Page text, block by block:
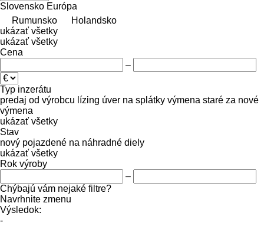
Slovensko Európa
Rumunsko
Holandsko
ukázať všetky
ukázať všetky
Cena
–
Typ inzerátu
predaj od výrobcu lízing úver na splátky výmena staré za nové
výmena
ukázať všetky
Stav
nový pojazdené na náhradné diely
ukázať všetky
Rok výroby
–
Chýbajú vám nejaké filtre?
Navrhnite zmenu
Výsledok:
-